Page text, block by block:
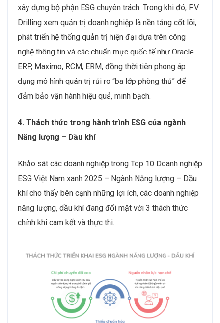
xây dựng bộ phận ESG chuyên trách. Trong khi đó, PV
Drilling xem quản trị doanh nghiệp là nền tảng cốt lõi,
phát triển hệ thống quản trị hiện đại dựa trên công
nghệ thông tin và các chuẩn mực quốc tế như Oracle
ERP, Maximo, RCM, ERM, đồng thời tiên phong áp
dụng mô hình quản trị rủi ro “ba lớp phòng thủ” để
đảm bảo vận hành hiệu quả, minh bạch.
4. Thách thức trong hành trình ESG của ngành
Năng lượng – Dầu khí
Khảo sát các doanh nghiệp trong Top 10 Doanh nghiệp
ESG Việt Nam xanh 2025 – Ngành Năng lượng – Dầu
khí cho thấy bên cạnh những lợi ích, các doanh nghiệp
năng lượng, dầu khí đang đổi mặt với 3 thách thức
chính khi cam kết và thực thi.